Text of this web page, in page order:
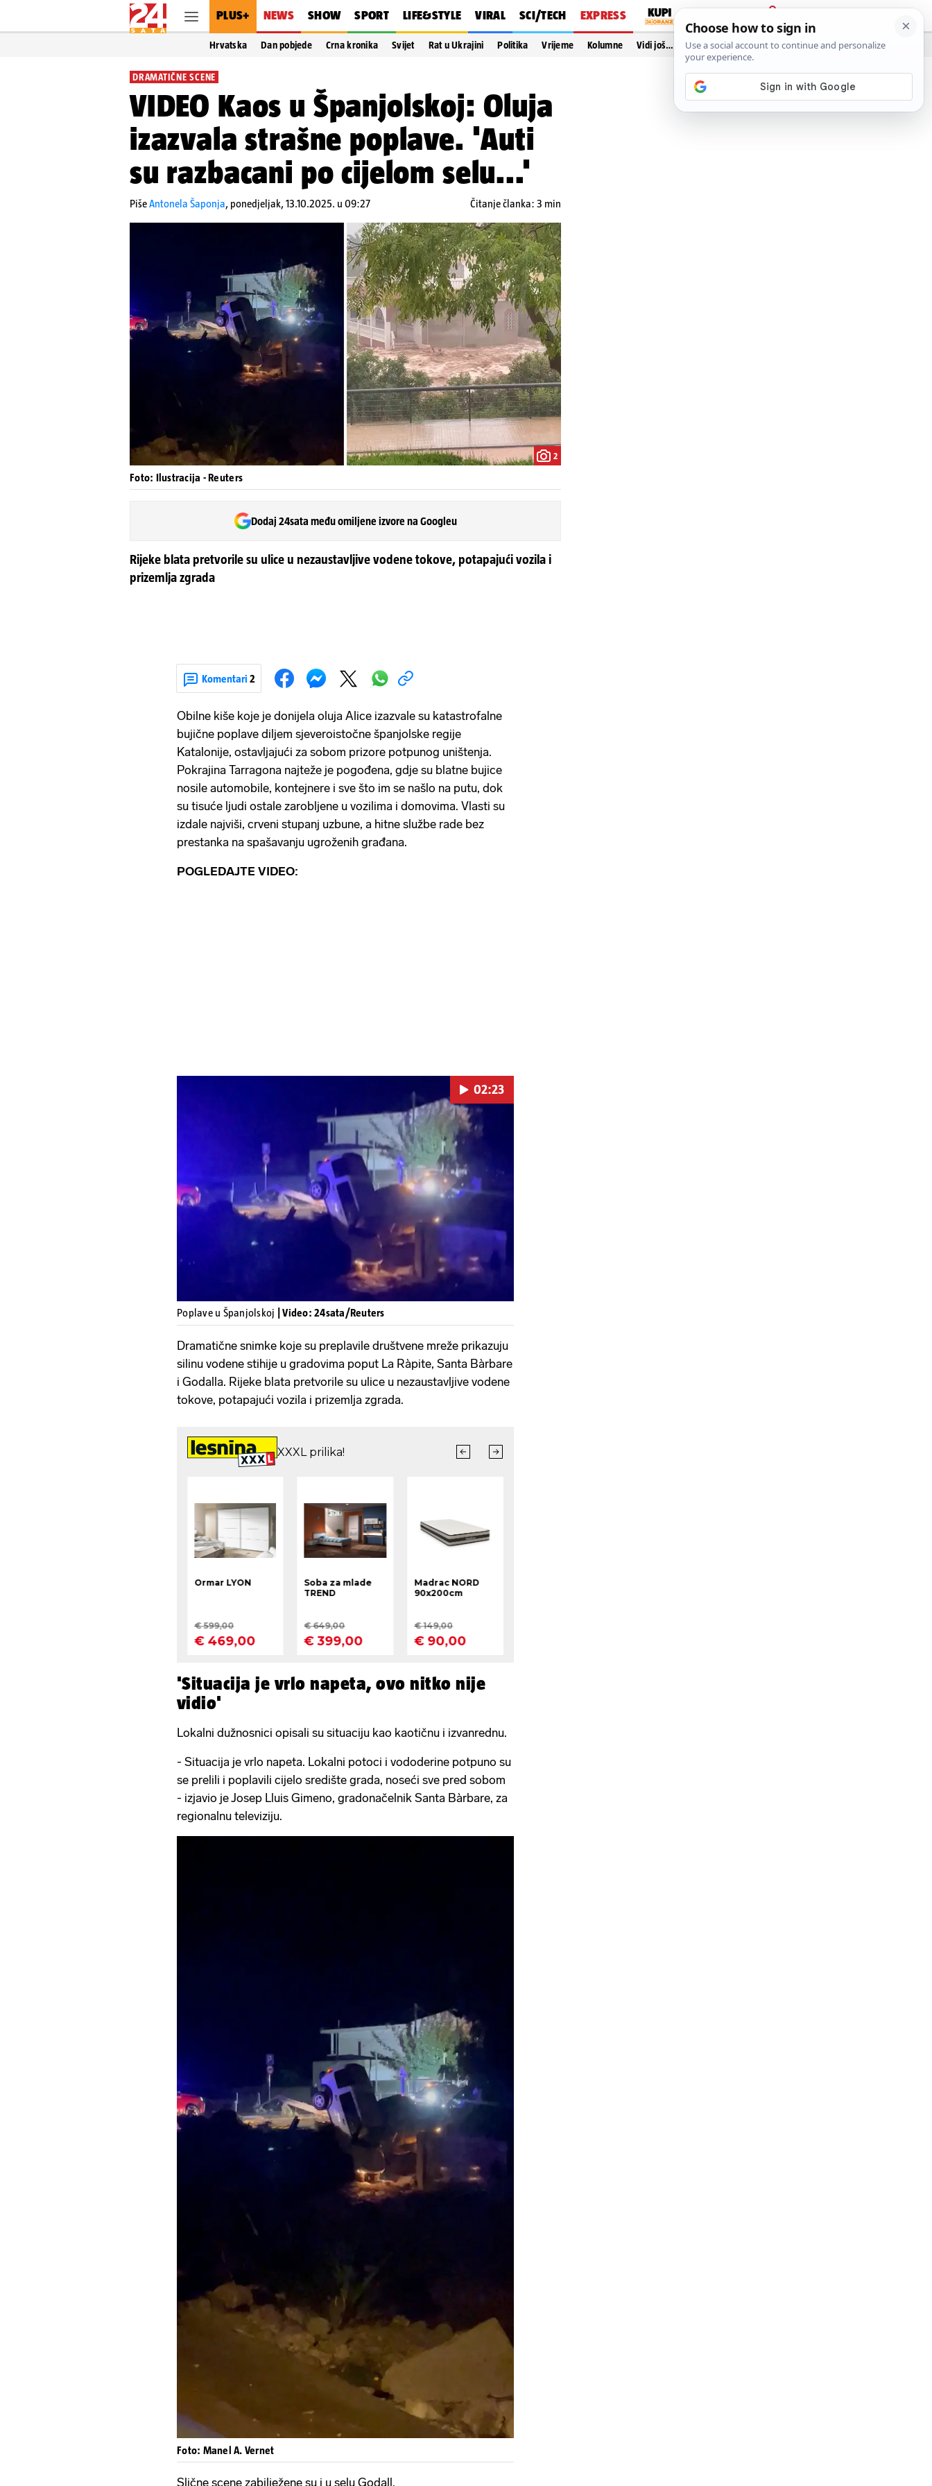
PLUS+ NEWS SHOW SPORT LIFE&STYLE VIRAL SCI/TECH EXPRESS
PRIJAVA
Hrvatska Dan pobjede Crna kronika Svijet Rat u Ukrajini Politika Vrijeme Kolumne Vidi još…
DRAMATIČNE SCENE
VIDEO Kaos u Španjolskoj: Oluja
izazvala strašne poplave. 'Auti
su razbacani po cijelom selu...'
PišeAntonela Šaponja, ponedjeljak, 13.10.2025. u 09:27 Čitanje članka: 3 min
2
Foto: Ilustracija - Reuters
Dodaj 24sata među omiljene izvore na Googleu
Rijeke blata pretvorile su ulice u nezaustavljive vodene tokove, potapajući vozila i
prizemlja zgrada
Komentari 2
Obilne kiše koje je donijela oluja Alice izazvale su katastrofalne
bujične poplave diljem sjeveroistočne španjolske regije
Katalonije, ostavljajući za sobom prizore potpunog uništenja.
Pokrajina Tarragona najteže je pogođena, gdje su blatne bujice
nosile automobile, kontejnere i sve što im se našlo na putu, dok
su tisuće ljudi ostale zarobljene u vozilima i domovima. Vlasti su
izdale najviši, crveni stupanj uzbune, a hitne službe rade bez
prestanka na spašavanju ugroženih građana.
POGLEDAJTE VIDEO:
Pokretanje videa...
02:23
Poplave u Španjolskoj | Video: 24sata/Reuters
Dramatične snimke koje su preplavile društvene mreže prikazuju
silinu vodene stihije u gradovima poput La Ràpite, Santa Bàrbare
i Godalla. Rijeke blata pretvorile su ulice u nezaustavljive vodene
tokove, potapajući vozila i prizemlja zgrada.
'Situacija je vrlo napeta, ovo nitko nije
vidio'
Lokalni dužnosnici opisali su situaciju kao kaotičnu i izvanrednu.
- Situacija je vrlo napeta. Lokalni potoci i vododerine potpuno su
se prelili i poplavili cijelo središte grada, noseći sve pred sobom
- izjavio je Josep Lluis Gimeno, gradonačelnik Santa Bàrbare, za
regionalnu televiziju.
Foto: Manel A. Vernet
Slične scene zabilježene su i u selu Godall.